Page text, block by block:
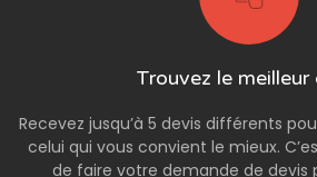
Trouvez le meilleur
Recevez jusqu’à 5 devis différents
celui qui vous convient le mieux.
de faire votre demande de devis